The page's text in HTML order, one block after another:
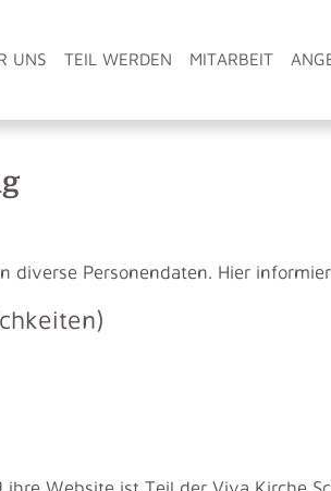
UNS TEIL WERDEN MITARBEIT
diverse Personendaten. Hier